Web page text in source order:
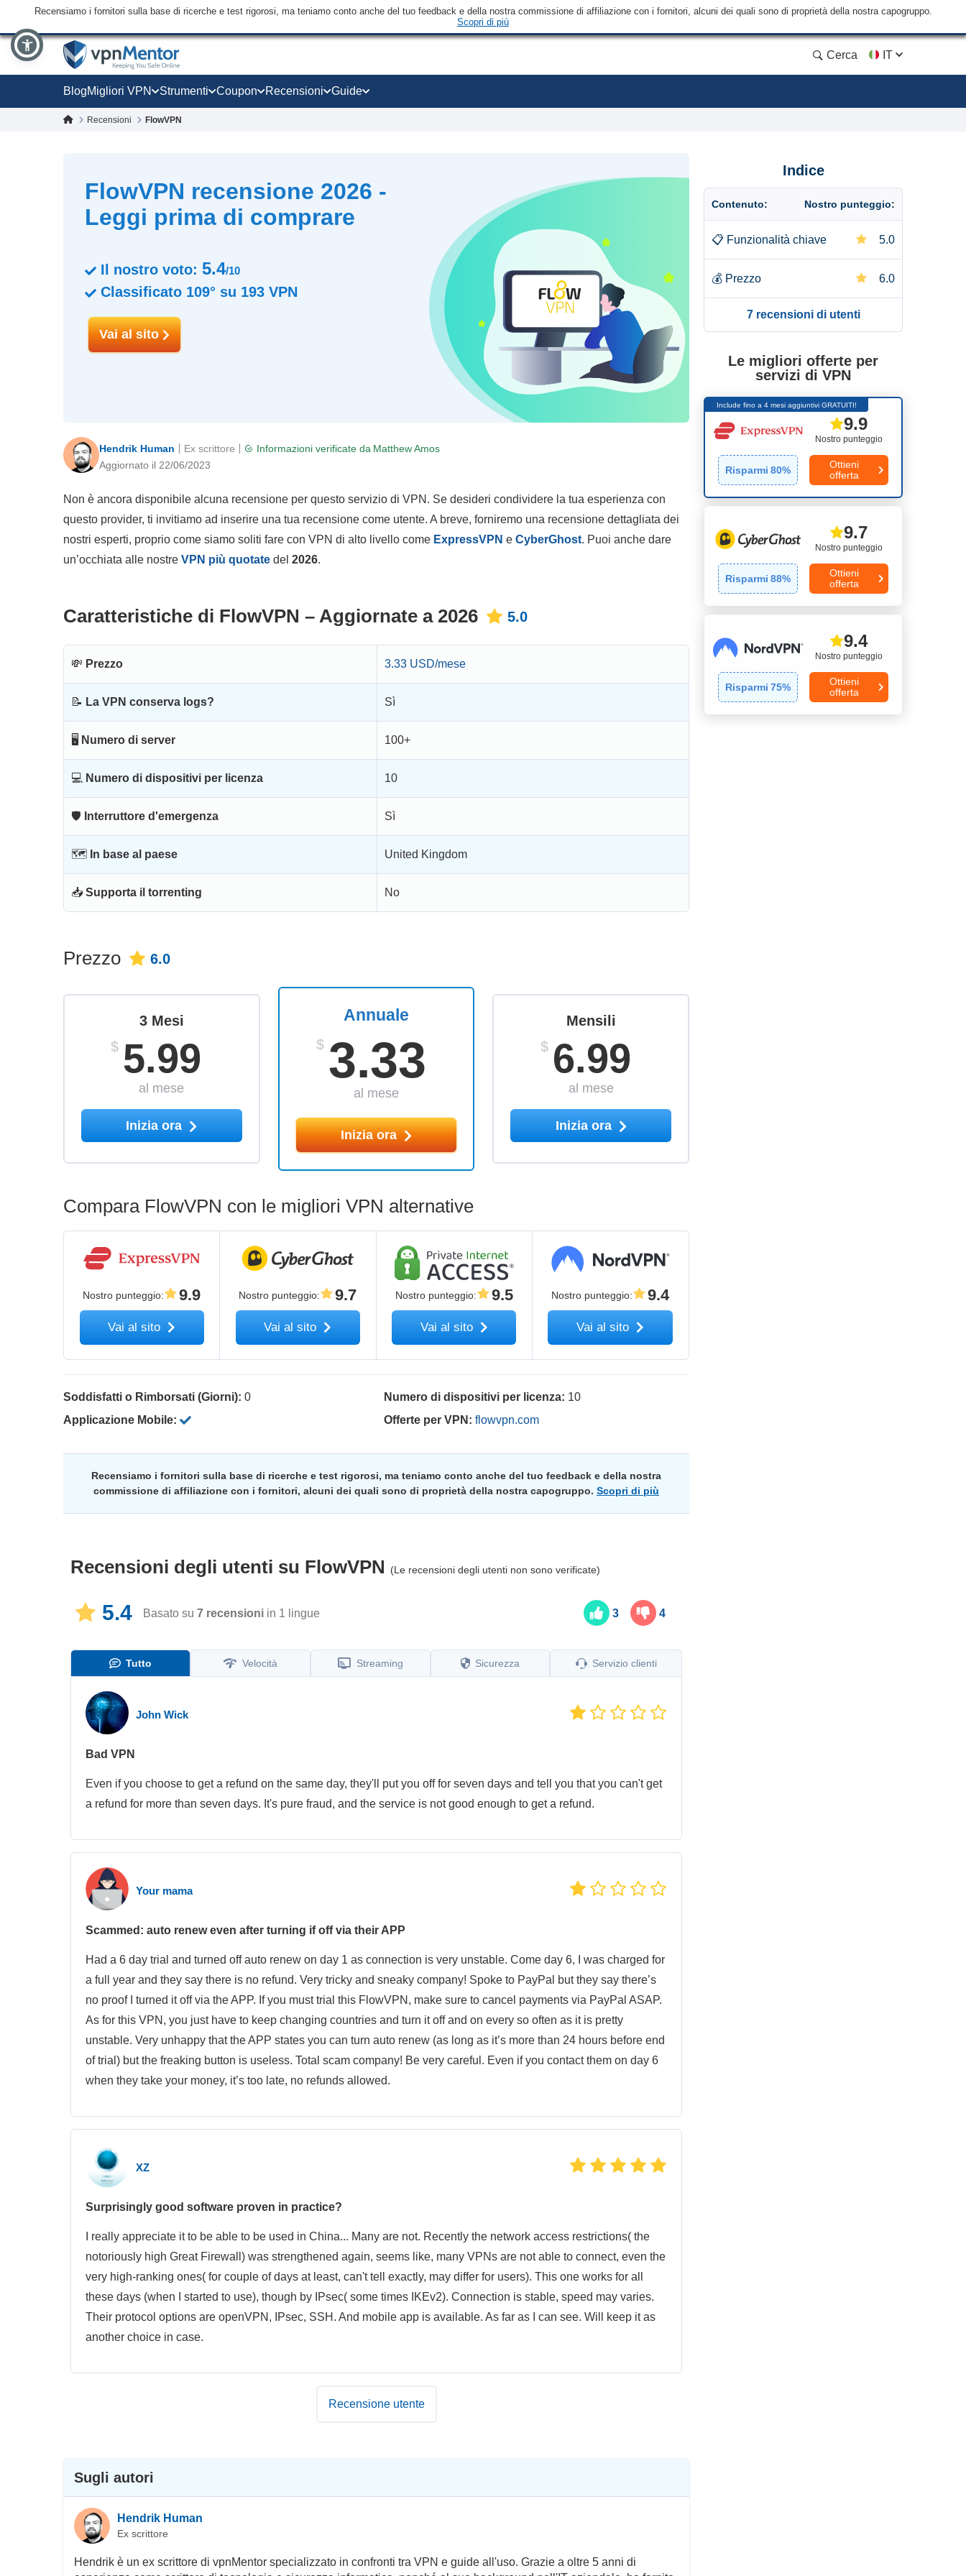
Recensiamo i fornitori sulla base di ricerche e test rigorosi, ma teniamo conto anche del tuo feedback e della nostra commissione di affiliazione con i fornitori, alcuni dei quali sono di proprietà della nostra capogruppo.
Scopri di più
Cerca IT
BlogMigliori VPN Strumenti Coupon Recensioni Guide
Recensioni FlowVPN
FlowVPN recensione 2026 -
Leggi prima di comprare
Il nostro voto: 5.4/10
Classificato 109° su 193 VPN
Vai al sito
Hendrik Human
Aggiornato il 22/06/2023
Informazioni verificate da Matthew Amos
Ex scrittore
Non è ancora disponibile alcuna recensione per questo servizio di VPN. Se desideri condividere la tua esperienza con
questo provider, ti invitiamo ad inserire una tua recensione come utente. A breve, forniremo una recensione dettagliata dei
nostri esperti, proprio come siamo soliti fare con VPN di alto livello come ExpressVPN e CyberGhost. Puoi anche dare
un’occhiata alle nostre VPN più quotate del 2026.
Caratteristiche di FlowVPN – Aggiornate a 2026 5.0
💸 Prezzo 3.33 USD/mese
📝 La VPN conserva logs? Sì
🖥 Numero di server 100+
💻 Numero di dispositivi per licenza 10
🛡 Interruttore d'emergenza Sì
🗺 In base al paese United Kingdom
📥 Supporta il torrenting No
Prezzo 6.0
Annuale
$ 3.33
al mese
Inizia ora
3 Mesi
$ 5.99
al mese
Inizia ora
Mensili
$ 6.99
al mese
Inizia ora
Compara FlowVPN con le migliori VPN alternative
Nostro punteggio: 9.9
Vai al sito
Nostro punteggio: 9.7
Vai al sito
Nostro punteggio: 9.5
Vai al sito
Nostro punteggio: 9.4
Vai al sito
Soddisfatti o Rimborsati (Giorni): 0
Applicazione Mobile:
Numero di dispositivi per licenza: 10
Offerte per VPN: flowvpn.com
Recensiamo i fornitori sulla base di ricerche e test rigorosi, ma teniamo conto anche del tuo feedback e della nostra
commissione di affiliazione con i fornitori, alcuni dei quali sono di proprietà della nostra capogruppo. Scopri di più
Recensioni degli utenti su FlowVPN (Le recensioni degli utenti non sono verificate)
5.4 Basato su 7 recensioni in 1 lingue 3 4
Tutto Velocità Streaming Sicurezza Servizio clienti
John Wick
Bad VPN
Even if you choose to get a refund on the same day, they'll put you off for seven days and tell you that you can't get
a refund for more than seven days. It's pure fraud, and the service is not good enough to get a refund.
Your mama
Scammed: auto renew even after turning if off via their APP
Had a 6 day trial and turned off auto renew on day 1 as connection is very unstable. Come day 6, I was charged for
a full year and they say there is no refund. Very tricky and sneaky company! Spoke to PayPal but they say there’s
no proof I turned it off via the APP. If you must trial this FlowVPN, make sure to cancel payments via PayPal ASAP.
As for this VPN, you just have to keep changing countries and turn it off and on every so often as it is pretty
unstable. Very unhappy that the APP states you can turn auto renew (as long as it’s more than 24 hours before end
of trial) but the freaking button is useless. Total scam company! Be very careful. Even if you contact them on day 6
when they take your money, it’s too late, no refunds allowed.
XZ
Surprisingly good software proven in practice?
I really appreciate it to be able to be used in China... Many are not. Recently the network access restrictions( the
notoriously high Great Firewall) was strengthened again, seems like, many VPNs are not able to connect, even the
very high-ranking ones( for couple of days at least, can't tell exactly, may differ for users). This one works for all
these days (when I started to use), though by IPsec( some times IKEv2). Connection is stable, speed may varies.
Their protocol options are openVPN, IPsec, SSH. And mobile app is available. As far as I can see. Will keep it as
another choice in case.
Recensione utente
Sugli autori
Hendrik Human
Ex scrittore
Hendrik è un ex scrittore di vpnMentor specializzato in confronti tra VPN e guide all'uso. Grazie a oltre 5 anni di
Indice
Contenuto: Nostro punteggio:
📋 Funzionalità chiave 5.0
💰 Prezzo 6.0
7 recensioni di utenti
Le migliori offerte per
servizi di VPN
Include fino a 4 mesi aggiuntivi GRATUITI!
Nostro punteggio
9.9
Risparmi 80%
Ottieni
offerta
Nostro punteggio
9.7
Risparmi 88%
Ottieni
offerta
Nostro punteggio
9.4
Risparmi 75%
Ottieni
offerta